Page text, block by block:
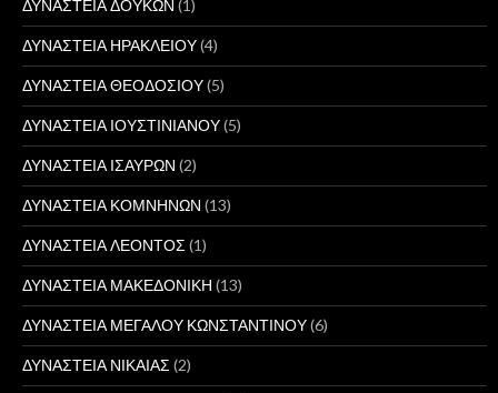
ΔΥΝΑΣΤΕΙΑ ΔΟΥΚΩΝ (1)
ΔΥΝΑΣΤΕΙΑ ΗΡΑΚΛΕΙΟΥ(4)
ΔΥΝΑΣΤΕΙΑ ΘΕΟΔΟΣΙΟΥ(5)
ΔΥΝΑΣΤΕΙΑ ΙΟΥΣΤΙΝΙΑΝΟΥ(5)
ΔΥΝΑΣΤΕΙΑ ΙΣΑΥΡΩΝ (2)
ΔΥΝΑΣΤΕΙΑ ΚΟΜΝΗΝΩΝ (13)
ΔΥΝΑΣΤΕΙΑ ΛΕΟΝΤΟΣ (1)
ΔΥΝΑΣΤΕΙΑ ΜΑΚΕΔΟΝΙΚΗ (13)
ΔΥΝΑΣΤΕΙΑ ΜΕΓΑΛΟΥ ΚΩΝΣΤΑΝΤΙΝΟΥ(6)
ΔΥΝΑΣΤΕΙΑ ΝΙΚΑΙΑΣ (2)